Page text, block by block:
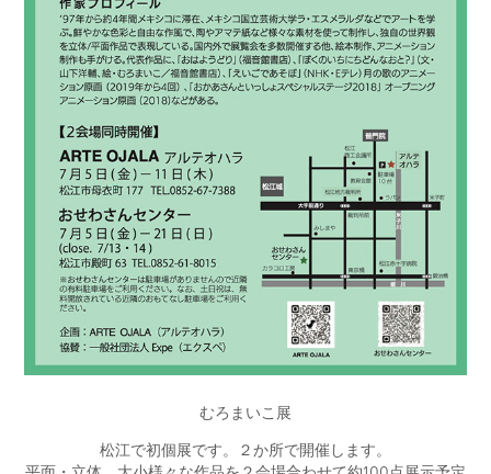
むろまいこ展
松江で初個展です。２か所で開催します。